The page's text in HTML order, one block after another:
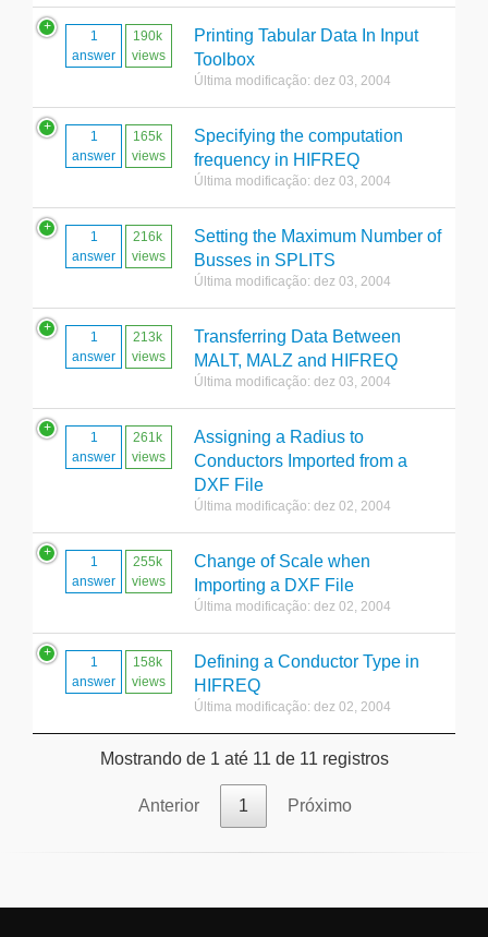
1
answer
190k
views
Printing Tabular Data In Input
Toolbox
Última modificação: dez 03, 2004
1
answer
165k
views
Specifying the computation
frequency in HIFREQ
Última modificação: dez 03, 2004
1
answer
216k
views
Setting the Maximum Number of
Busses in SPLITS
Última modificação: dez 03, 2004
1
answer
213k
views
Transferring Data Between
MALT, MALZ and HIFREQ
Última modificação: dez 03, 2004
1
answer
261k
views
Assigning a Radius to
Conductors Imported from a
DXF File
Última modificação: dez 02, 2004
1
answer
255k
views
Change of Scale when
Importing a DXF File
Última modificação: dez 02, 2004
1
answer
158k
views
Defining a Conductor Type in
HIFREQ
Última modificação: dez 02, 2004
Mostrando de 1 até 11 de 11 registros
Anterior 1 Próximo